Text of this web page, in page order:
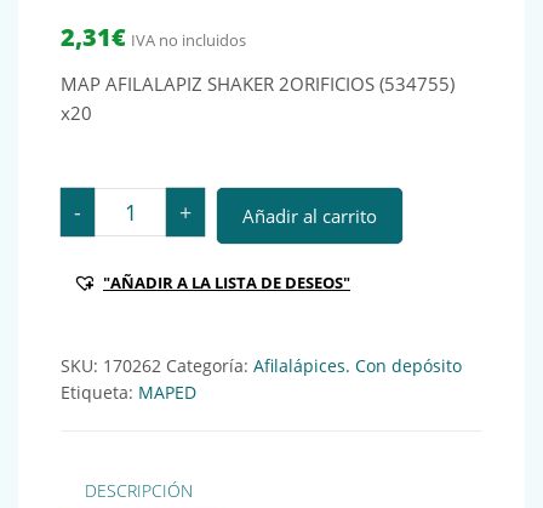
2,31€ IVA no incluidos
MAP AFILALAPIZ SHAKER 2ORIFICIOS (534755)
x20
- MAP AFILALAPIZ SHAKER 2ORIFICIOS (534755) x20
+ Añadir al carrito
"AÑADIR A LA LISTA DE DESEOS"
SKU: 170262 Categoría: Afilalápices. Con depósito
Etiqueta: MAPED
DESCRIPCIÓN